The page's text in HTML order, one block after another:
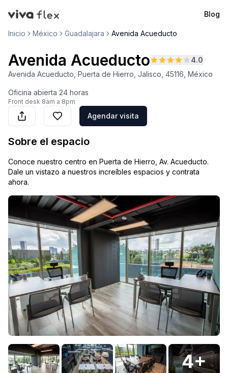
VivaFlex
Blog
Inicio México Guadalajara Avenida Acueducto
Avenida Acueducto
4.0
Avenida Acueducto, Puerta de Hierro, Jalisco, 45116, México
Oficina abierta 24 horas
Front desk 8am a 8pm
Agendar visita
Sobre el espacio
Conoce nuestro centro en Puerta de Hierro, Av. Acueducto.
Dale un vistazo a nuestros increíbles espacios y contrata
ahora.
4+